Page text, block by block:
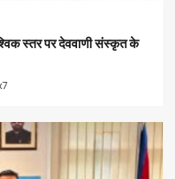
स्तर पर देववाणी संस्कृत के